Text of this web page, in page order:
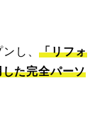
ンし、「リフォ
た完全パーソ